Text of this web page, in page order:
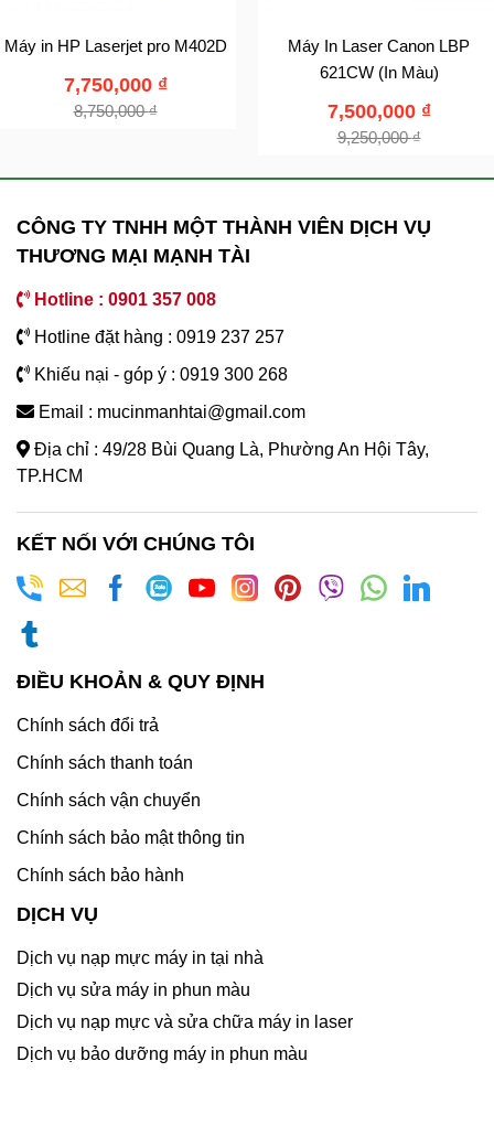
Máy in HP Laserjet pro M402D
8,750,000₫
7,750,000 ₫
Máy In Laser Canon LBP
621CW (In Màu)
9,250,000₫
7,500,000 ₫
CÔNG TY TNHH MỘT THÀNH VIÊN DỊCH VỤ
THƯƠNG MẠI MẠNH TÀI
Hotline : 0901 357 008
Hotline đặt hàng : 0919 237 257
Khiếu nại - góp ý : 0919 300 268
Email : mucinmanhtai@gmail.com
Địa chỉ : 49/28 Bùi Quang Là, Phường An Hội Tây,
TP.HCM
KẾT NỐI VỚI CHÚNG TÔI
ĐIỀU KHOẢN & QUY ĐỊNH
Chính sách đổi trả
Chính sách thanh toán
Chính sách vận chuyển
Chính sách bảo mật thông tin
Chính sách bảo hành
DỊCH VỤ
Dịch vụ nạp mực máy in tại nhà
Dịch vụ sửa máy in phun màu
Dịch vụ nạp mực và sửa chữa máy in laser
Dịch vụ bảo dưỡng máy in phun màu